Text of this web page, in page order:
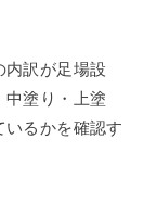
内訳が足場設
中塗り・上塗
いるかを確認す